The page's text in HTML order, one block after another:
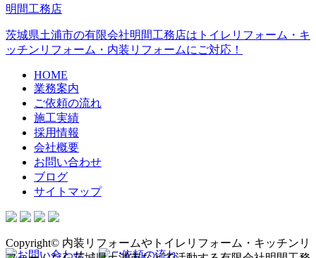
茨城県土浦市の有限会社明間工務店はトイレリフォーム・キ
ッチンリフォーム・内装リフォームにご対応！
HOME
業務案内
ご依頼の流れ
施工実績
採用情報
会社概要
お問い合わせ
ブログ
サイトマップ
Copyright© 内装リフォームやトイレリフォーム・キッチンリ